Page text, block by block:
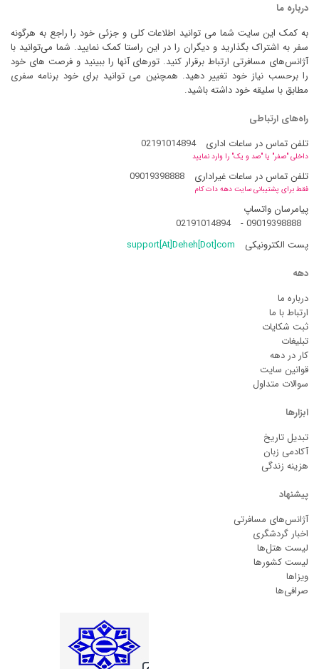
درباره ما
به کمک این سایت شما می توانید اطلاعات کلی و جزئی خود را راجع به هرگونه
سفر به اشتراک بگذارید و دیگران را در این راستا کمک نمایید. شما می‌توانید با
آژانس‌های مسافرتی ارتباط برقرار کنید. تورهای آنها را ببینید و فرصت های خود
را برحسب نیاز خود تغییر دهید. همچنین می توانید برای خود برنامه سفری
مطابق با سلیقه خود داشته باشید.
راه‌های ارتباطی
تلفن تماس در ساعات اداری
02191014894
داخلی "صفر" یا "صد و یک" را وارد نمایید
تلفن تماس در ساعات غیراداری 09019398888
فقط برای پشتیبانی سایت دهه دات کام
پیامرسان واتساپ
09019398888
-
02191014894
پست الکترونیکی
support[At]Deheh[Dot]com
دهه
درباره ما
ارتباط با ما
ثبت شکایات
تبلیغات
کار در دهه
قوانین سایت
سوالات متداول
ابزارها
تبدیل تاریخ
آکادمی زبان
هزینه زندگی
پیشنهاد
آژانس‌های مسافرتی
اخبار گردشگری
لیست هتل‌ها
لیست کشورها
ویزاها
صرافی‌ها